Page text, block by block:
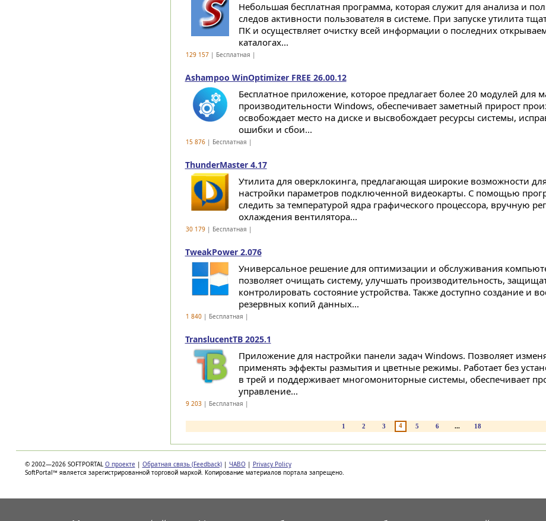
Небольшая бесплатная программа, которая служит для анализа и
следов активности пользователя в системе. При запуске утилита
ПК и осуществляет очистку всей информации о последних
каталогах...
129 157| Бесплатная |
Ashampoo WinOptimizer FREE 26.00.12
Бесплатное приложение, которое предлагает более 20 модулей для
производительности Windows, обеспечивает заметный прирост
освобождает место на диске и высвобождает ресурсы системы,
ошибки и сбои...
15 876| Бесплатная |
ThunderMaster 4.17
Утилита для оверклокинга, предлагающая широкие возможности
настройки параметров подключенной видеокарты. С помощью
следить за температурой ядра графического процессора, вручную
охлаждения вентилятора...
30 179| Бесплатная |
TweakPower 2.076
Универсальное решение для оптимизации и обслуживания
позволяет очищать систему, улучшать производительность,
контролировать состояние устройства. Также доступно создание и
резервных копий данных...
1 840| Бесплатная |
TranslucentTB 2025.1
Приложение для настройки панели задач Windows. Позволяет
применять эффекты размытия и цветные режимы. Работает без
в трей и поддерживает многомониторные системы, обеспечивает
управление...
9 203| Бесплатная |
1 2 3 4 5 6 ... 18
© 2002—2026 SOFTPORTAL О проекте | Обратная связь (Feedback) | ЧАВО | Privacy Policy
SoftPortal™ является зарегистрированной торговой маркой. Копирование материалов портала запрещено.